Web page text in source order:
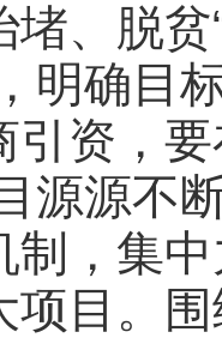
、脱贫
明确目
引资，
源源不
制，集
项目。